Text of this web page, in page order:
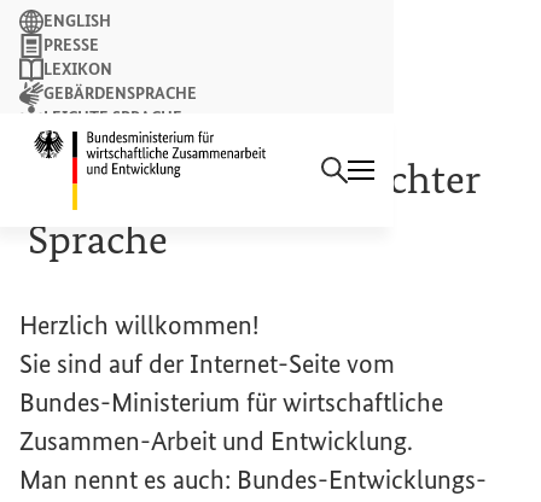
Suchbegriff
Suchen
ENGLISH
PRESSE
LEXIKON
GEBÄRDENSPRACHE
LEICHTE SPRACHE
NEWSLETTER
Informationen in Leichter
Sprache
Herzlich willkommen!
Sie sind auf der Internet-Seite vom
Bundes-Ministerium für wirtschaftliche
Zusammen-Arbeit und Entwicklung.
Man nennt es auch: Bundes-Entwicklungs-